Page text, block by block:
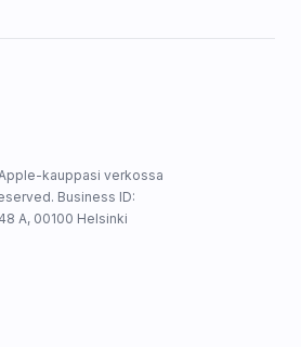
kauppasi verkossa
Business ID:
A, 00100 Helsinki